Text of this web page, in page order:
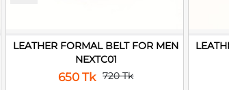
LEATHER FORMAL BELT FOR MEN
NEXTC01
650 Tk 720 Tk